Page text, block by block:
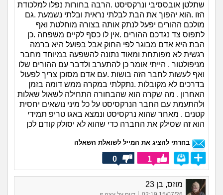
שתלטן אובססיבי ונרקסיסט .הרבה בחורות נפלו למלכודת
הזו .הוא יהפוך את הבת לבלתי נראית ובלתי נשמעת .גם
מולכם ההורים יפעל לנתק אותה בצורה מוחלטת ואף
לתפוס צד נגדכם ההורים .אין לו כסף לקיים משפחה .כן
הבת היא אדם מבוגר לפי החוק אבל בפועל היא ברמה
רגשית לא מפותחת ומאוד נתונה להשפעה במיוחד מחבר
מניפולטור . הייתי אומר כן להתערב ולדבר עם ההורים שלו
ואף לעשות לחבר הזה בושות .עם אדם מסוכן צריך לפעול
בדרכים לא מקובלות .נתקלתי במקרה ממש דומה בזמן
האחרון . מה שקרה הוא שהבחורה התחילה לשאול שאלות
ולהתעמת עם החבר הנרקסיסט על כל מיני נושאים יחסית
קטנים . מאחר שהוא נרקסיסט ונמצא באגו טריפ תמידי
הוא זה שסילק את החברה כדי שהוא לא יסולק קודם לכן
בחרתי להציג את המייל לשואלת השאלה
1
0
מוזס, בן 23